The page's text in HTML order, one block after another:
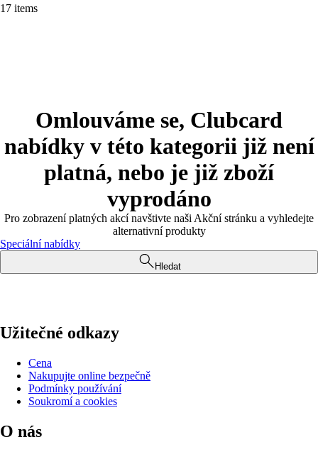
17 items
Omlouváme se, Clubcard
nabídky v této kategorii již není
platná, nebo je již zboží
vyprodáno
Pro zobrazení platných akcí navštivte naši Akční stránku a vyhledejte
alternativní produkty
Speciální nabídky
Hledat
Užitečné odkazy
Cena
Nakupujte online bezpečně
Podmínky používání
Soukromí a cookies
O nás